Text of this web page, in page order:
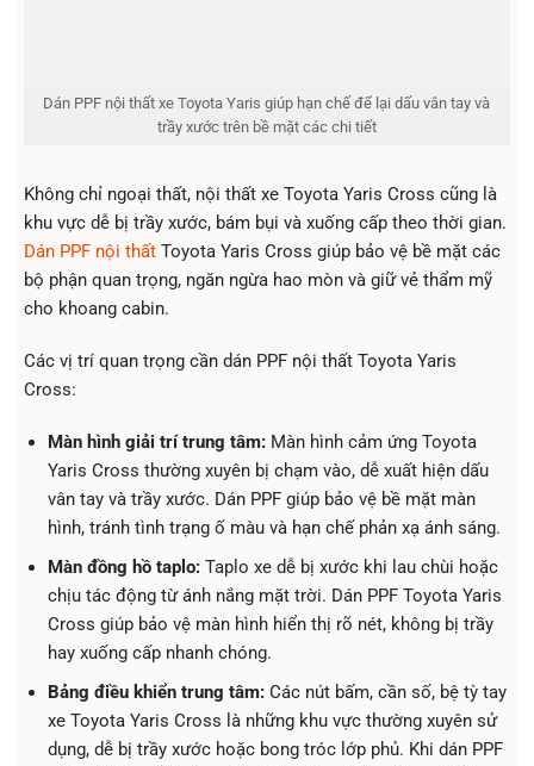
Dán PPF nội thất xe Toyota Yaris giúp hạn chế để lại dấu vân tay và
trầy xước trên bề mặt các chi tiết
Không chỉ ngoại thất, nội thất xe Toyota Yaris Cross cũng là
khu vực dễ bị trầy xước, bám bụi và xuống cấp theo thời gian.
Dán PPF nội thấtToyota Yaris Cross giúp bảo vệ bề mặt các
bộ phận quan trọng, ngăn ngừa hao mòn và giữ vẻ thẩm mỹ
cho khoang cabin.
Các vị trí quan trọng cần dán PPF nội thất Toyota Yaris
Cross:
Màn hình giải trí trung tâm:Màn hình cảm ứng Toyota
Yaris Cross thường xuyên bị chạm vào, dễ xuất hiện dấu
vân tay và trầy xước. Dán PPF giúp bảo vệ bề mặt màn
hình, tránh tình trạng ố màu và hạn chế phản xạ ánh sáng.
Màn đồng hồ taplo:Taplo xe dễ bị xước khi lau chùi hoặc
chịu tác động từ ánh nắng mặt trời. Dán PPF Toyota Yaris
Cross giúp bảo vệ màn hình hiển thị rõ nét, không bị trầy
hay xuống cấp nhanh chóng.
Bảng điều khiển trung tâm: Các nút bấm, cần số, bệ tỳ tay
xe Toyota Yaris Cross là những khu vực thường xuyên sử
dụng, dễ bị trầy xước hoặc bong tróc lớp phủ. Khi dán PPF